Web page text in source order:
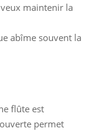
maintenir la
abîme souvent la
flûte est
permet